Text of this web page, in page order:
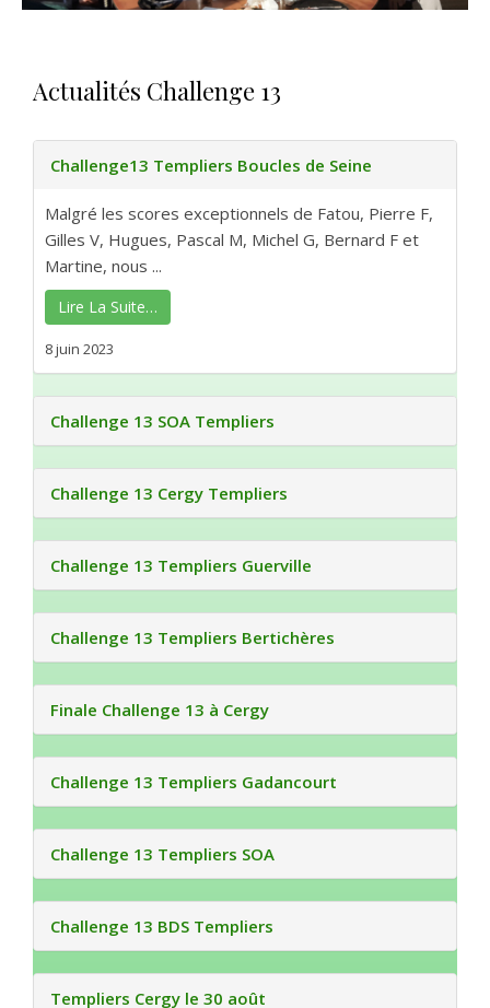
Actualités Challenge 13
Challenge13 Templiers Boucles de Seine
Malgré les scores exceptionnels de Fatou, Pierre F,
Gilles V, Hugues, Pascal M, Michel G, Bernard F et
Martine, nous ...
Lire La Suite…
8 juin 2023
Challenge 13 SOA Templiers
Challenge 13 Cergy Templiers
Challenge 13 Templiers Guerville
Challenge 13 Templiers Bertichères
Finale Challenge 13 à Cergy
Challenge 13 Templiers Gadancourt
Challenge 13 Templiers SOA
Challenge 13 BDS Templiers
Templiers Cergy le 30 août